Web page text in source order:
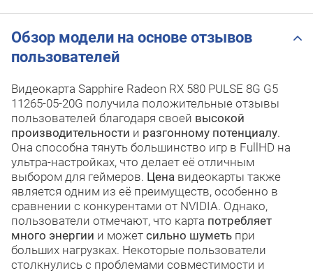
Обзор модели на основе отзывов
пользователей
Видеокарта Sapphire Radeon RX 580 PULSE 8G G5
11265-05-20G получила положительные отзывы
пользователей благодаря своей высокой
производительности и разгонному потенциалу.
Она способна тянуть большинство игр в FullHD на
ультра-настройках, что делает её отличным
выбором для геймеров. Цена видеокарты также
является одним из её преимуществ, особенно в
сравнении с конкурентами от NVIDIA. Однако,
пользователи отмечают, что карта потребляет
много энергии и может сильно шуметь при
больших нагрузках. Некоторые пользователи
столкнулись с проблемами совместимости и